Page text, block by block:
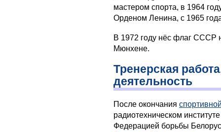
мастером спорта, в 1964
Орденом Ленина, с 1965
В 1972 году нёс флаг СССР
Мюнхене.
Тренерская
деятельность
После окончания
радиотехническом
Федерацией борьбы